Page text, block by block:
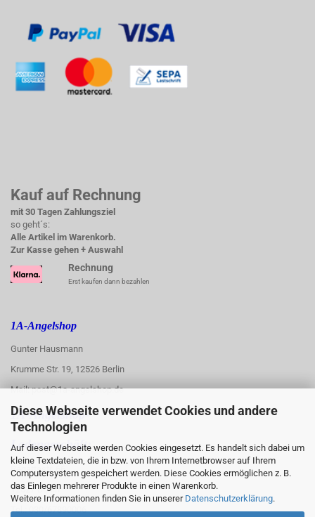
Diese Webseite verwendet Cookies und andere
Technologien
Auf dieser Webseite werden Cookies eingesetzt. Es handelt sich dabei um
kleine Textdateien, die in bzw. von Ihrem Internetbrowser auf Ihrem
Computersystem gespeichert werden. Diese Cookies ermöglichen z. B.
das Einlegen mehrerer Produkte in einen Warenkorb.
Weitere Informationen finden Sie in unserer Datenschutzerklärung.
Kauf auf Rechnung
mit 30 Tagen Zahlungsziel
so geht´s:
Alle Artikel im Warenkorb.
Zur Kasse gehen + Auswahl
Rechnung
Erst kaufen dann bezahlen
1A-Angelshop
Gunter Hausmann
Krumme Str. 19, 12526 Berlin
Mail: post@1a-angelshop.de
1A-Angelshop-
Ladengeschäft::
Regattastr. 66
12527 Berlin
Tel.: 030/67890006